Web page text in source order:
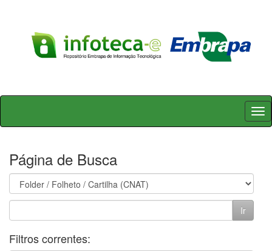
Skip
Página de Busca
Filtros correntes: